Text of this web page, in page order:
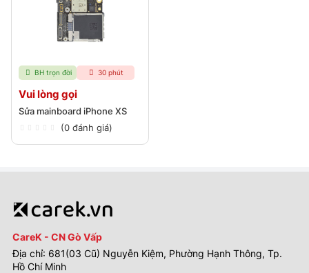
BH trọn đời 30 phút
Vui lòng gọi
Sửa mainboard iPhone XS
(0 đánh giá)
CareK - CN Gò Vấp
Địa chỉ: 681(03 Cũ) Nguyễn Kiệm, Phường Hạnh Thông, Tp.
Hồ Chí Minh